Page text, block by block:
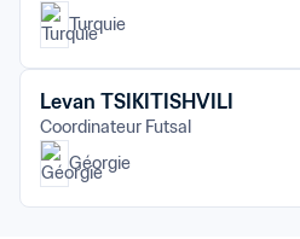
Turquie
Levan TSIKITISHVILI
Coordinateur Futsal
Géorgie